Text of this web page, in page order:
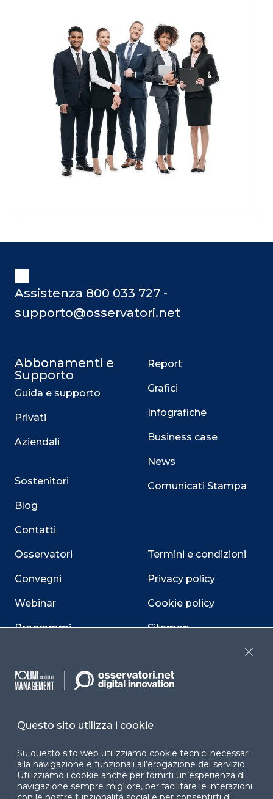
Assistenza 800 033 727 -
supporto@osservatori.net
Abbonamenti e
Supporto
Guida e supporto
Privati
Aziendali
Sostenitori
Blog
Contatti
Osservatori
Convegni
Webinar
Programmi
Report
Grafici
Infografiche
Business case
News
Comunicati Stampa
Termini e condizioni
Privacy policy
Cookie policy
Sitemap
Facebook LinkedIn
Questo sito utilizza i cookie
Su questo sito web utilizziamo cookie tecnici necessari
alla navigazione e funzionali all’erogazione del servizio.
Utilizziamo i cookie anche per fornirti un’esperienza di
navigazione sempre migliore, per facilitare le interazioni